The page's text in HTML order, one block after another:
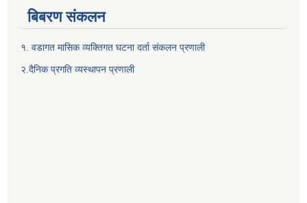
बिबरण संकलन
१. वडागत मासिक व्यक्तिगत घटना दर्ता संकलन प्रणाली
२.दैनिक प्रगति व्यस्थापन प्रणाली